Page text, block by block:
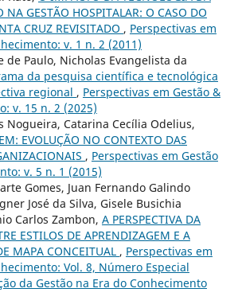
NA GESTÃO HOSPITALAR: O CASO DO
CRUZ REVISITADO , Perspectivas em
v. 1 n. 2 (2011)
de Paulo, Nicholas Evangelista da
da pesquisa científica e tecnológica
regional , Perspectivas em Gestão &
v. 15 n. 2 (2025)
Nogueira, Catarina Cecília Odelius,
EVOLUÇÃO NO CONTEXTO DAS
, Perspectivas em Gestão
v. 5 n. 1 (2015)
Gomes, Juan Fernando Galindo
José da Silva, Gisele Busichia
Carlos Zambon, A PERSPECTIVA DA
ESTILOS DE APRENDIZAGEM E A
MAPA CONCEITUAL , Perspectivas em
Vol. 8, Número Especial
da Gestão na Era do Conhecimento